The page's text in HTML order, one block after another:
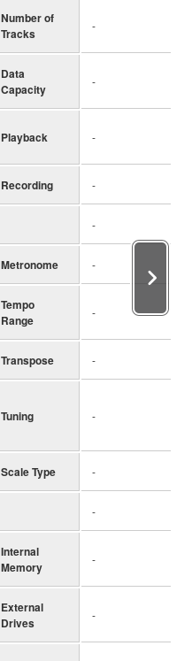
Number of
Tracks
-
Data
Capacity
-
Playback -
Recording -
-
Metronome -
Tempo
Range
-
Transpose -
Tuning -
Scale Type -
-
Internal
Memory
-
External
Drives
-